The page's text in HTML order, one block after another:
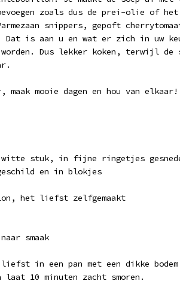
zoals dus de prei-olie of het
snippers, gepoft
is aan u en wat er zich in uw
worden. Dus lekker koken, terwijl de
maak mooie dagen en hou van elkaar!
stuk, in fijne ringetjes
en in blokjes
het liefst zelfgemaakt
smaak
in een pan met een dikke
10 minuten zacht smoren.